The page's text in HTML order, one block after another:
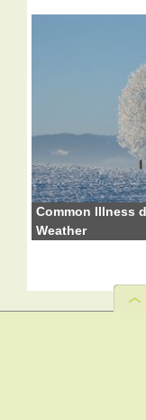
Common Illness
Weather